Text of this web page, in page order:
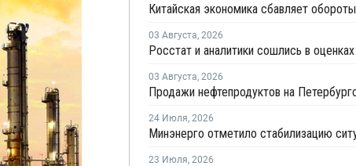
Китайская экономика сбавляет обороты
03 Августа, 2026
03 Августа, 2026
24 Июля, 2026
23 Июля, 2026